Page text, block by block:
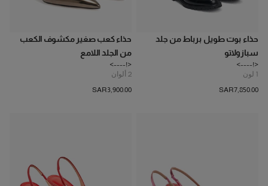
حذاء بوت طويل برباط من جلد
سبازولاتو
<!---->
1 لون
SAR‌7,850.00
حذاء كعب صغير مكشوف الكعب
من الجلد اللامع
<!---->
2 ألوان
SAR‌3,900.00